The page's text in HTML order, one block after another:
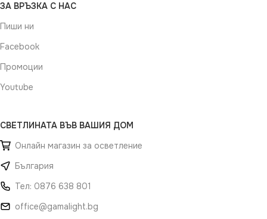
ЗА ВРЪЗКА С НАС
Пиши ни
Facebook
Промоции
Youtube
СВЕТЛИНАТА ВЪВ ВАШИЯ ДОМ
Онлайн магазин за осветление
България
Тел: 0876 638 801
office@gamalight.bg